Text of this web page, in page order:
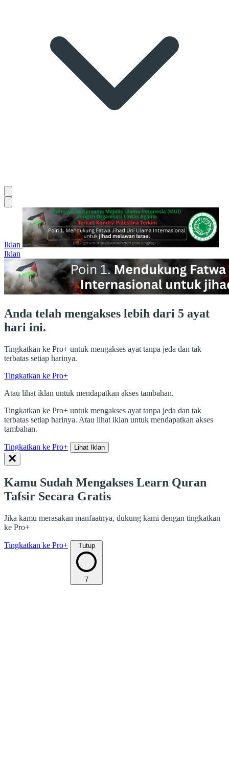
Iklan
Iklan
Anda telah mengakses lebih dari 5 ayat
hari ini.
Tingkatkan ke Pro+ untuk mengakses ayat tanpa jeda dan tak
terbatas setiap harinya.
Tingkatkan ke Pro+
Atau lihat iklan untuk mendapatkan akses tambahan.
Tingkatkan ke Pro+ untuk mengakses ayat tanpa jeda dan tak
terbatas setiap harinya. Atau lihat iklan untuk mendapatkan akses
tambahan.
Tingkatkan ke Pro+ Lihat Iklan
Kamu Sudah Mengakses Learn Quran
Tafsir Secara Gratis
Jika kamu merasakan manfaatnya, dukung kami dengan tingkatkan
ke Pro+
Tingkatkan ke Pro+ Tutup
7